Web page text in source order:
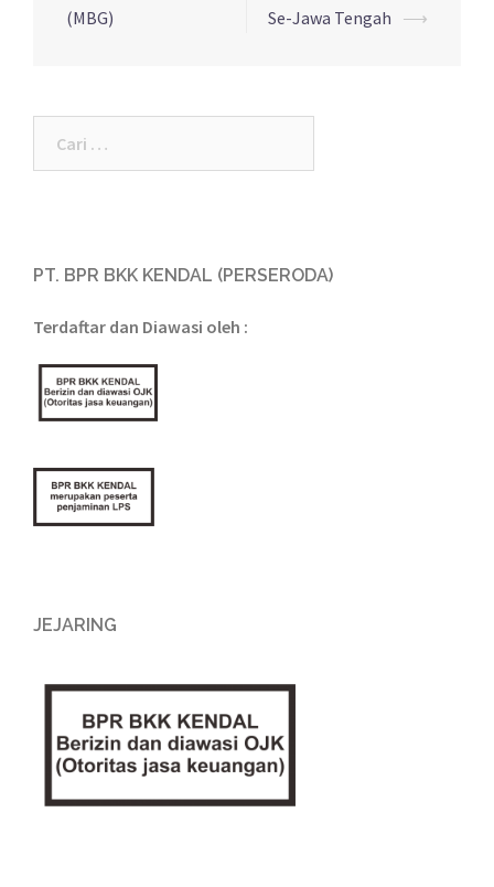
(MBG)
Se-Jawa Tengah ⟶
PT. BPR BKK KENDAL (PERSERODA)
Terdaftar dan Diawasi oleh :
JEJARING